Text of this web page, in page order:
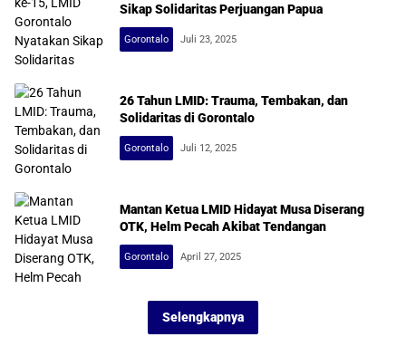
Sikap Solidaritas Perjuangan Papua
Gorontalo Juli 23, 2025
26 Tahun LMID: Trauma, Tembakan, dan
Solidaritas di Gorontalo
Gorontalo Juli 12, 2025
Mantan Ketua LMID Hidayat Musa Diserang
OTK, Helm Pecah Akibat Tendangan
Gorontalo April 27, 2025
Selengkapnya